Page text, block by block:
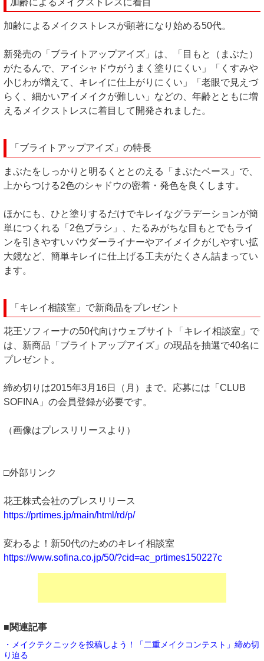
加齢によるメイクストレスに着目
加齢によるメイクストレスが顕著になり始める50代。
新発売の「ブライトアップアイズ」は、「目もと（まぶた）
がたるんで、アイシャドウがうまく塗りにくい」「くすみや
小じわが増えて、キレイに仕上がりにくい」「老眼で見えづ
らく、細かいアイメイクが難しい」などの、年齢とともに増
えるメイクストレスに着目して開発されました。
「ブライトアップアイズ」の特長
まぶたをしっかりと明るくととのえる「まぶたベース」で、
上からつける2色のシャドウの密着・発色を良くします。
ほかにも、ひと塗りするだけでキレイなグラデーションが簡
単につくれる「2色ブラシ」、たるみがちな目もとでもライ
ンを引きやすいパウダーライナーやアイメイクがしやすい拡
大鏡など、簡単キレイに仕上げる工夫がたくさん詰まってい
ます。
「キレイ相談室」で新商品をプレゼント
花王ソフィーナの50代向けウェブサイト「キレイ相談室」で
は、新商品「ブライトアップアイズ」の現品を抽選で40名に
プレゼント。
締め切りは2015年3月16日（月）まで。応募には「CLUB
SOFINA」の会員登録が必要です。
（画像はプレスリリースより）
□外部リンク
花王株式会社のプレスリリース
https://prtimes.jp/main/html/rd/p/
変わるよ！新50代のためのキレイ相談室
https://www.sofina.co.jp/50/?cid=ac_prtimes150227c
■関連記事
・メイクテクニックを投稿しよう！「二重メイクコンテスト」締め切
り迫る